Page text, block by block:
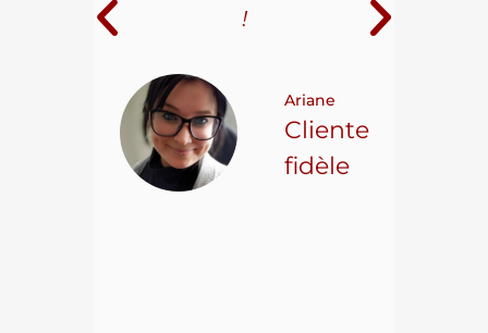
!
Ariane
Cliente
fidèle